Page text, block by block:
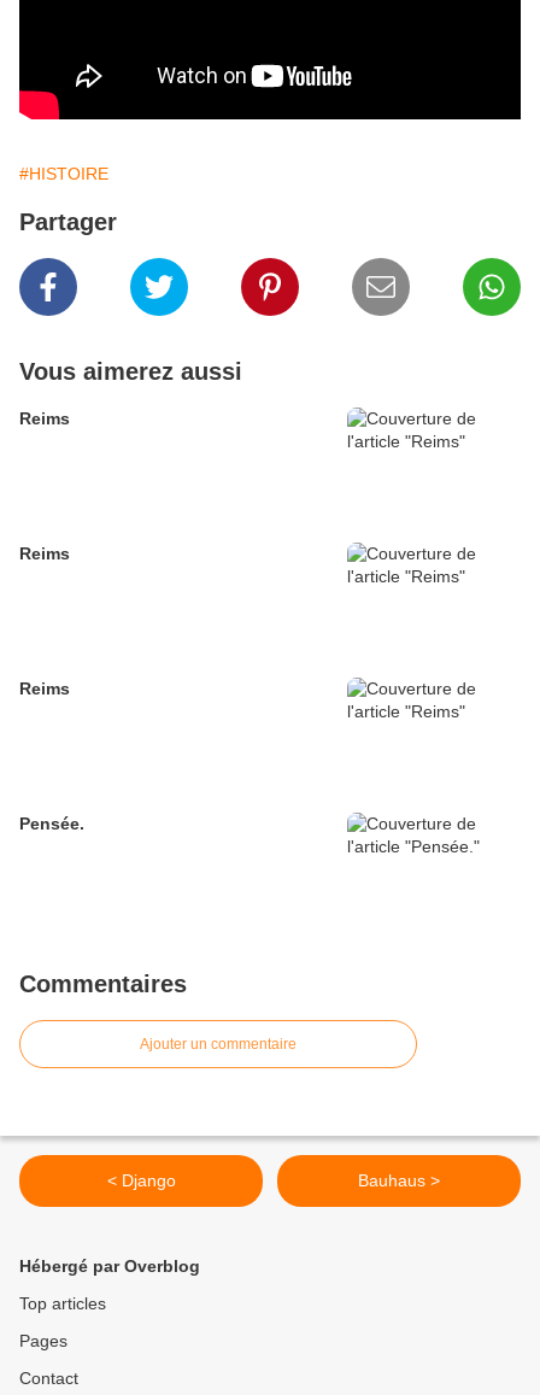
#HISTOIRE
Partager
Vous aimerez aussi
Reims
Reims
Reims
Pensée.
Commentaires
Ajouter un commentaire
< Django Bauhaus >
Hébergé par Overblog
Top articles
Pages
Contact